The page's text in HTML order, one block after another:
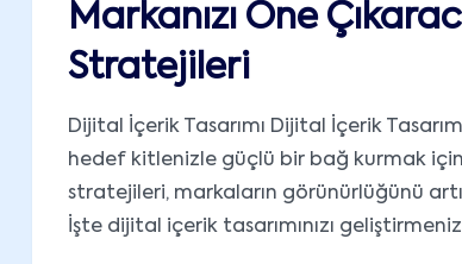
Markanızı Öne
Stratejileri
Dijital İçerik Tasarımı Dijital İçerik
hedef kitlenizle güçlü bir bağ kurmak
stratejileri, markaların görünürlüğünü
İşte dijital içerik tasarımınızı